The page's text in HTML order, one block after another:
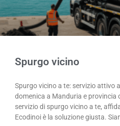
Spurgo vicino
Spurgo vicino a te: servizio attivo
domenica a Manduria e provincia
servizio di spurgo vicino a te,
Ecodinoi è la soluzione giusta.